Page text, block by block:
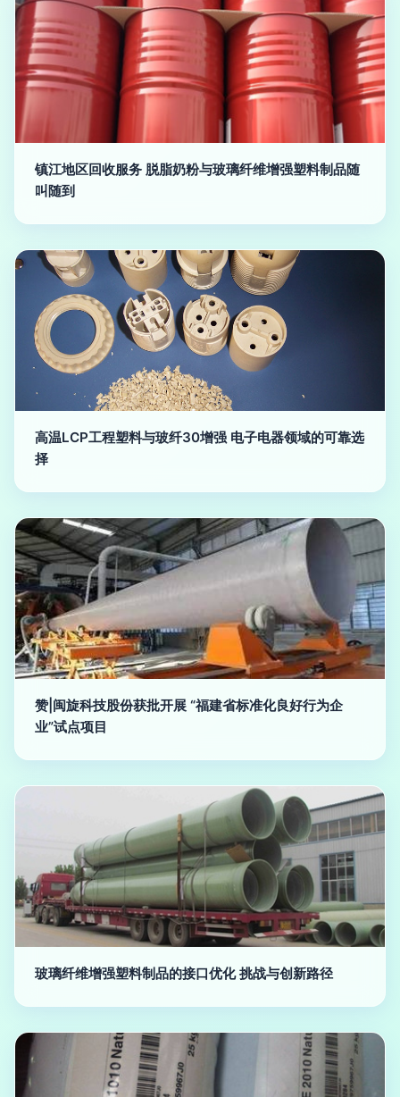
镇江地区回收服务 脱脂奶粉与玻璃纤维增强塑料制品随
叫随到
高温LCP工程塑料与玻纤30增强 电子电器领域的可靠选
择
赞|闽旋科技股份获批开展 “福建省标准化良好行为企
业”试点项目
玻璃纤维增强塑料制品的接口优化 挑战与创新路径